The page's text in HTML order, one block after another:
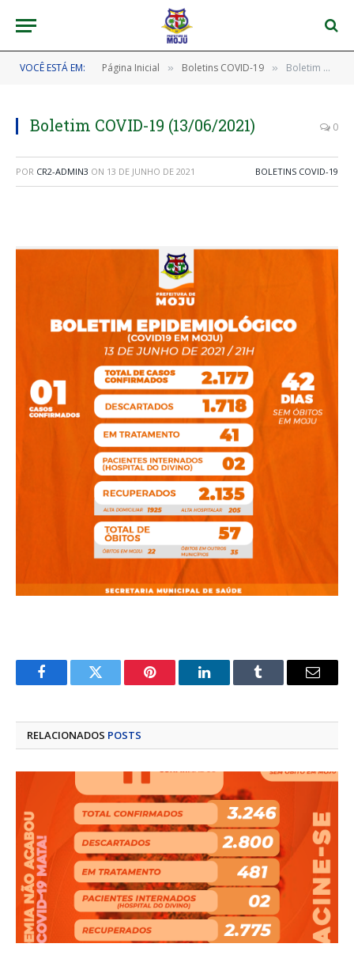
VOCÊ ESTÁ EM: Página Inicial » Boletins COVID-19 » Boletim COVID-19 (13/06/2021)
Boletim COVID-19 (13/06/2021) 0
POR CR2-ADMIN3 ON 13 DE JUNHO DE 2021 BOLETINS COVID-19
FacebookTwitter Pinterest LinkedInTumblr
E-
RELACIONADOS POSTS